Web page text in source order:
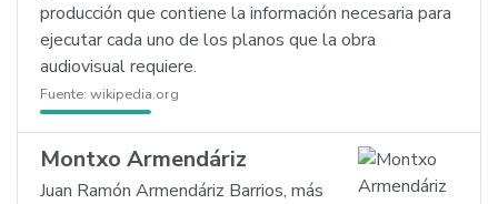
producción que contiene la información necesaria para
ejecutar cada uno de los planos que la obra
audiovisual requiere.
Fuente: wikipedia.org
Montxo Armendáriz
Juan Ramón Armendáriz Barrios, más